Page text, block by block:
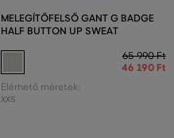
MELEGÍTŐFELSŐ GANT G BADGE
HALF BUTTON UP SWEAT
65 990 Ft
46 190 Ft
Elérhető méretek:
XXS